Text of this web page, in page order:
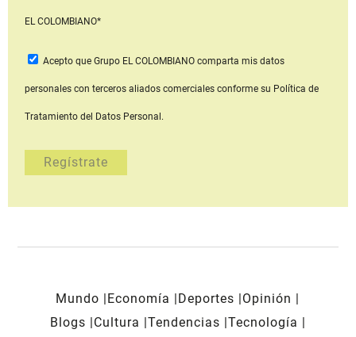
EL COLOMBIANO*
Acepto que Grupo EL COLOMBIANOcomparta mis datos
personales con terceros aliados comerciales conforme su Política de
Tratamiento del Datos Personal.
Mundo Economía Deportes
Opinión
Blogs
Cultura Tendencias Tecnología